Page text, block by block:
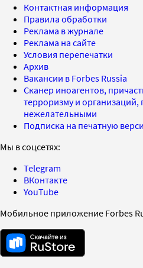
Контактная информация
Правила обработки
Реклама в журнале
Реклама на сайте
Условия перепечатки
Архив
Вакансии в Forbes Russia
Сканер иноагентов,
терроризму и
нежелательными
Подписка на печатную
Мы в соцсетях:
Telegram
ВКонтакте
YouTube
Мобильное приложение Forbes